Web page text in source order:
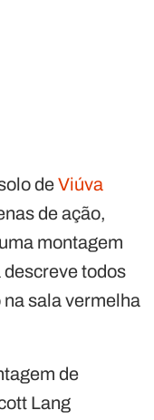
deViúva
de ação,
montagem
todos
sala vermelha
de
Lang